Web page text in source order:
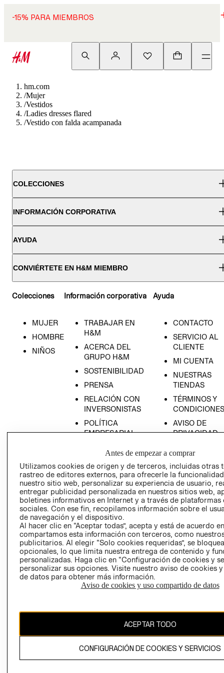
-15% PARA MIEMBROS
hm.com
/Mujer
/Vestidos
/Ladies dresses flared
/Vestido con falda acampanada
COLECCIONES
INFORMACIÓN CORPORATIVA
AYUDA
CONVIÉRTETE EN H&M MIEMBRO
Colecciones
MUJER
HOMBRE
NIÑOS
Información corporativa
TRABAJAR EN
H&M
ACERCA DEL
GRUPO H&M
SOSTENIBILIDAD
PRENSA
RELACIÓN CON
INVERSONISTAS
POLÍTICA
EMPRESARIAL
Ayuda
CONTACTO
SERVICIO AL
CLIENTE
MI CUENTA
NUESTRAS
TIENDAS
TÉRMINOS Y
CONDICIONES
AVISO DE
PRIVACIDAD
COOKIES
LIBRO DE
Ecuador ($)
CAMBIAR REGIÓN
El contenido de esta página web está protegido por copyright y es
propiedad de H&M Hennes & Mauritz AB.
Antes de empezar a comprar
Utilizamos cookies de origen y de terceros, incluidas otras
rastreo de editores externos, para ofrecerle la
nuestro sitio web, personalizar su experiencia de usuario,
entregar publicidad personalizada en nuestros sitios web,
boletines informativos en Internet y a través de plataformas
sociales. Con ese fin, recopilamos información sobre el
de navegación y el dispositivo.
Al hacer clic en “Aceptar todas”, acepta y está de acuerdo
compartamos esta información con terceros, como
publicitarios. Al elegir “Solo cookies requeridas”, se
opcionales, lo que limita nuestra entrega de contenido y
personalizadas. Haga clic en “Configuración de cookies y
personalizar sus opciones. Visite nuestro aviso de cookies
de datos para obtener más información.
Aviso de cookies y uso compartido de datos
ACEPTAR TODO
CONFIGURACIÓN DE COOKIES Y SERVICIOS